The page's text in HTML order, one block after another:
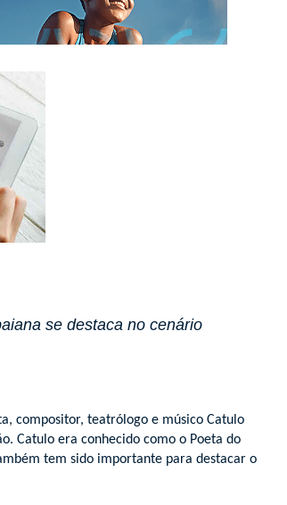
se destaca no cenário
compositor, teatrólogo e músico Catulo
Catulo era conhecido como o Poeta do
tem sido importante para destacar o